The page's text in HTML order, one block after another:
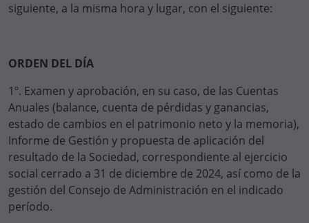
siguiente, a la misma hora y lugar, con el siguiente:
ORDEN DEL DÍA
1º. Examen y aprobación, en su caso, de las Cuentas
Anuales (balance, cuenta de pérdidas y ganancias,
estado de cambios en el patrimonio neto y la memoria),
Informe de Gestión y propuesta de aplicación del
resultado de la Sociedad, correspondiente al ejercicio
social cerrado a 31 de diciembre de 2024, así como de la
gestión del Consejo de Administración en el indicado
período.